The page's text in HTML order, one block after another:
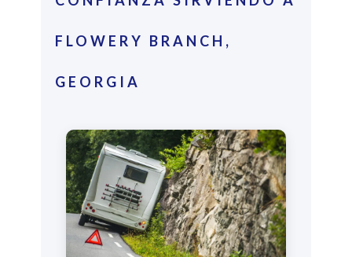
FLOWERY BRANCH,
GEORGIA